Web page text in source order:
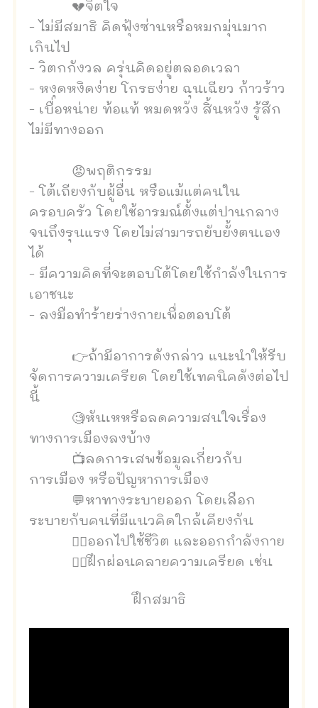
💔จิตใจ
- ไม่มีสมาธิ คิดฟุ้งซ่านหรือหมกมุ่นมาก
เกินไป
- วิตกกังวล ครุ่นคิดอยู่ตลอดเวลา
- หงุดหงิดง่าย โกรธง่าย ฉุนเฉียว ก้าวร้าว
- เบื่อหน่าย ท้อแท้ หมดหวัง สิ้นหวัง รู้สึก
ไม่มีทางออก
😡พฤติกรรม
- โต้เถียงกับผู้อื่น หรือแม้แต่คนใน
ครอบครัว โดยใช้อารมณ์ตั้งแต่ปานกลาง
จนถึงรุนแรง โดยไม่สามารถยับยั้งตนเอง
ได้
- มีความคิดที่จะตอบโต้โดยใช้กำลังในการ
เอาชนะ
- ลงมือทำร้ายร่างกายเพื่อตอบโต้
👉ถ้ามีอาการดังกล่าว แนะนำให้รีบ
จัดการความเครียด โดยใช้เทคนิคดังต่อไป
นี้
🧐หันเหหรือลดความสนใจเรื่อง
ทางการเมืองลงบ้าง
📺ลดการเสพข้อมูลเกี่ยวกับ
การเมือง หรือปัญหาการเมือง
💬หาทางระบายออก โดยเลือก
ระบายกับคนที่มีแนวคิดใกล้เคียงกัน
🚶‍♀️ออกไปใช้ชีวิต และออกกำลังกาย
🤦‍♀️ฝึกผ่อนคลายความเครียด เช่น
ฝึกสมาธิ